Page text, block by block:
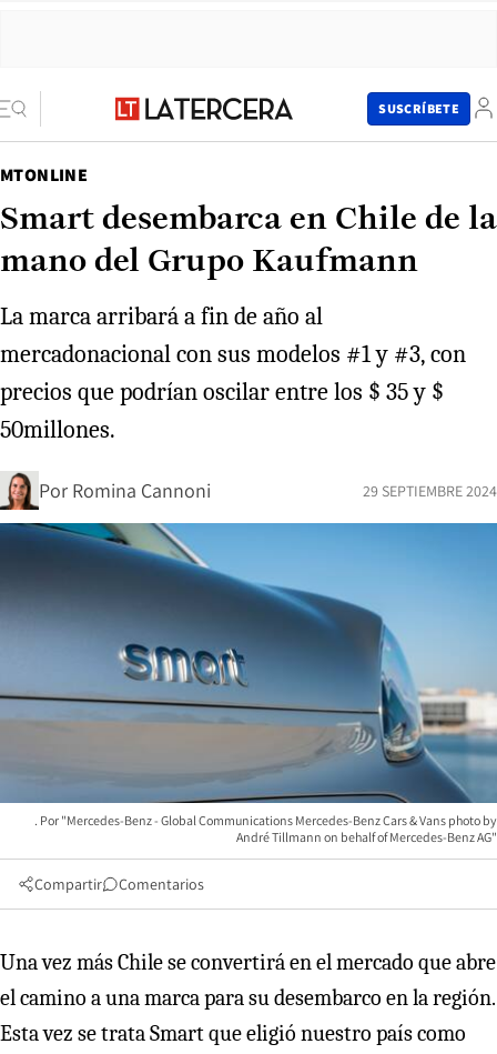
SUSCRÍBETE
MTONLINE
Smart desembarca en Chile de la
mano del Grupo Kaufmann
La marca arribará a fin de año al
mercadonacional con sus modelos #1 y #3, con
precios que podrían oscilar entre los $ 35 y $
50millones.
Por Romina Cannoni 29 SEPTIEMBRE 2024
"Mercedes-Benz - Global Communications Mercedes-Benz Cars & Vans photo by
André Tillmann on behalf of Mercedes-Benz AG"
Compartir Comentarios
Una vez más Chile se convertirá en el mercado que abre
el camino a una marca para su desembarco en la región.
Esta vez se trata Smart que eligió nuestro país como